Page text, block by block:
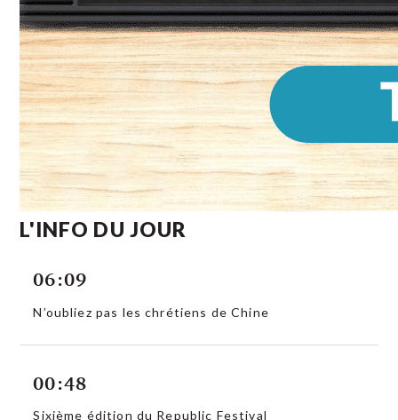
L'INFO DU JOUR
06:09
N’oubliez pas les chrétiens de Chine
00:48
Sixième édition du Republic Festival